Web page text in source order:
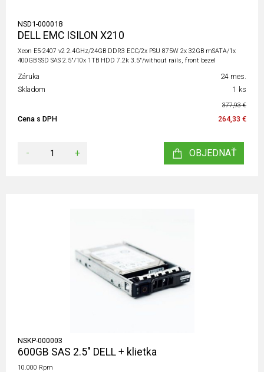
NSD1-000018
DELL EMC ISILON X210
Xeon E5-2407 v2 2.4GHz/24GB DDR3 ECC/2x PSU 875W 2x 32GB mSATA/1x
400GB SSD SAS 2.5"/10x 1TB HDD 7.2k 3.5"/without rails, front bezel
Záruka
24 mes.
Skladom
1 ks
377,93 €
Cena s DPH 264,33 €
- + OBJEDNAŤ
NSKP-000003
600GB SAS 2.5" DELL + klietka
10.000 Rpm